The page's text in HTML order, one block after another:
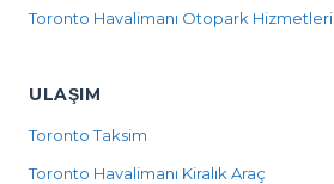
Toronto Havalimanı Otopark Hizmetleri
ULAŞIM
Toronto Taksim
Toronto Havalimanı Kiralık Araç